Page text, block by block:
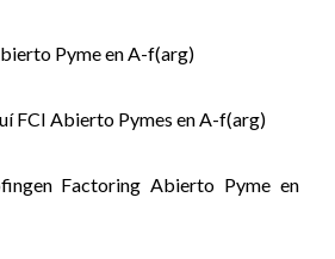
Pyme en A-f(arg)
FCI Abierto Pymes en A-f(arg)
Factoring Abierto Pyme en